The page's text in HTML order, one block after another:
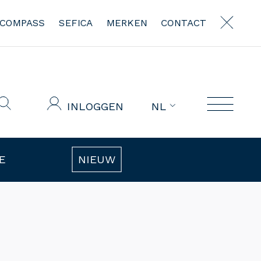
SEFICA MERKEN CONTACT
INLOGGEN NL
NIEUW